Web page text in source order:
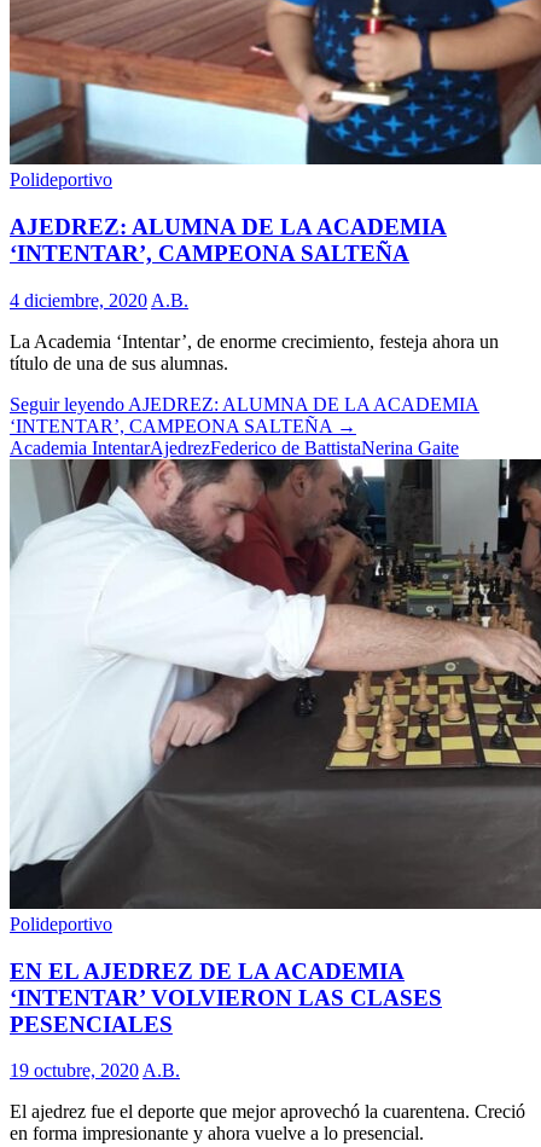
Polideportivo
AJEDREZ: ALUMNA DE LA ACADEMIA
‘INTENTAR’, CAMPEONA SALTEÑA
4 diciembre, 2020 A.B.
La Academia ‘Intentar’, de enorme crecimiento, festeja ahora un
título de una de sus alumnas.
Seguir leyendo AJEDREZ: ALUMNA DE LA ACADEMIA
‘INTENTAR’, CAMPEONA SALTEÑA →
Academia IntentarAjedrezFederico de BattistaNerina Gaite
Polideportivo
EN EL AJEDREZ DE LA ACADEMIA
‘INTENTAR’ VOLVIERON LAS CLASES
PESENCIALES
19 octubre, 2020 A.B.
El ajedrez fue el deporte que mejor aprovechó la cuarentena. Creció
en forma impresionante y ahora vuelve a lo presencial.